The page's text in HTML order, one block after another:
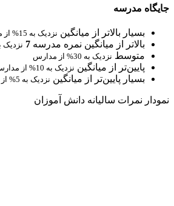
جایگاه مدرسه
بسیار بالاتر از میانگین نزدیک به 15% از مدارس
بالاتر از میانگین نمره مدرسه 7 نزدیک به 40% از
متوسط نزدیک به 30% از مدارس
پایین‌تر از میانگین نزدیک به 10% از مدارس
بسیار پایین‌تر از میانگین نزدیک به 5% از مدارس
نمودار نمرات سالیانه دانش آموزان